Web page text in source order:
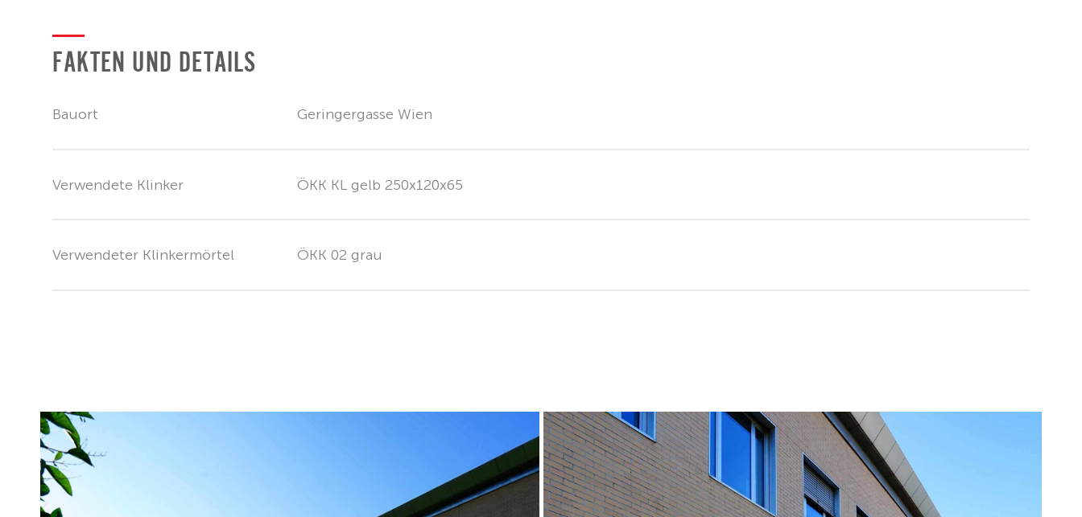
FAKTEN UND DETAILS
Bauort Geringergasse Wien
Verwendete Klinker ÖKK KL gelb 250x120x65
Verwendeter Klinkermörtel ÖKK 02 grau